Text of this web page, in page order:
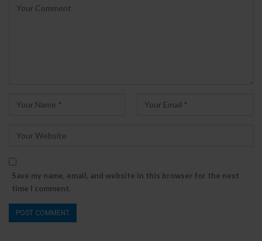
Save my name, email, and website in this browser for the next
time I comment.